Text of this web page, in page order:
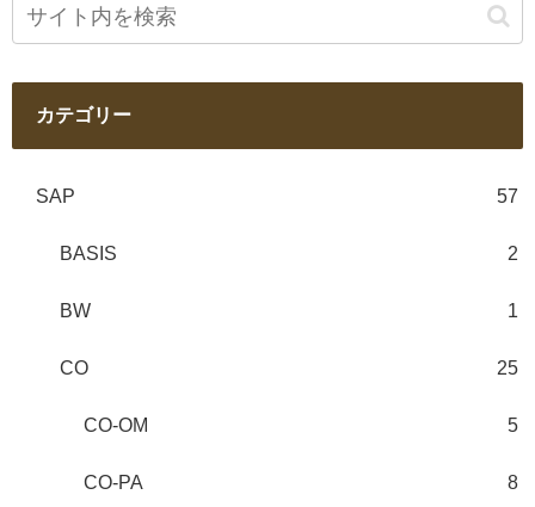
カテゴリー
SAP 57
BASIS 2
BW 1
CO 25
CO-OM 5
CO-PA 8